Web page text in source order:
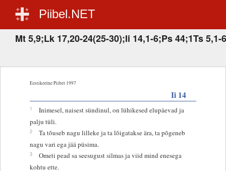
Piibel.NET
Mt 5,9;Lk 17,20-24(25-30);Ii 14,1-6;Ps 44;1Ts 5,1-
Eestikeelne Piibel 1997
Ii 14
1
Inimesel, naisest sündinul, on lühikesed elupäevad ja
palju tüli.
2
Ta tõuseb nagu lilleke ja ta lõigatakse ära, ta põgeneb
nagu vari ega jää püsima.
3
Ometi pead sa seesugust silmas ja viid mind enesega
kohtu ette.